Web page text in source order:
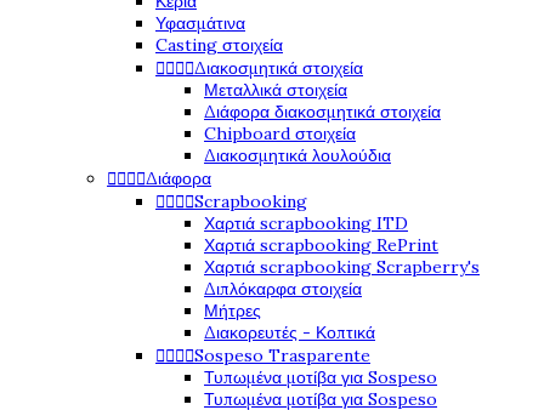
Υφασμάτινα
Casting στοιχεία
Διακοσμητικά στοιχεία
Μεταλλικά στοιχεία
Διάφορα διακοσμητικά στοιχεία
Chipboard στοιχεία
Διακοσμητικά λουλούδια
Διάφορα
Scrapbooking
Χαρτιά scrapbooking ITD
Χαρτιά scrapbooking RePrint
Χαρτιά scrapbooking Scrapberry's
Διπλόκαρφα στοιχεία
Μήτρες
Διακορευτές - Κοπτικά
Sospeso Trasparente
Τυπωμένα μοτίβα για Sospeso
Τυπωμένα μοτίβα για Sospeso